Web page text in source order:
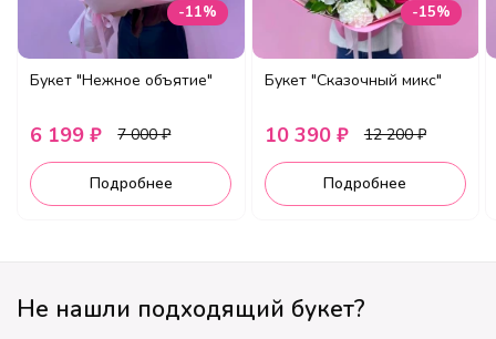
-11%
Букет "Нежное объятие"
6 199 ₽ 7 000 ₽
Подробнее
-15%
Букет "Сказочный микс"
10 390 ₽ 12 200 ₽
Подробнее
Не нашли подходящий букет?